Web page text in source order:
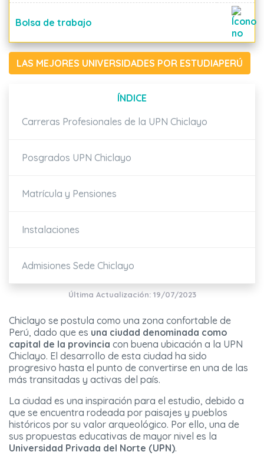
Bolsa de trabajo
LAS MEJORES UNIVERSIDADES POR ESTUDIAPERÚ
ÍNDICE
Carreras Profesionales de la UPN Chiclayo
Posgrados UPN Chiclayo
Matrícula y Pensiones
Instalaciones
Admisiones Sede Chiclayo
Última Actualización: 19/07/2023
Chiclayo se postula como una zona confortable de
Perú, dado que es una ciudad denominada como
capital de la provincia con buena ubicación a la UPN
Chiclayo. El desarrollo de esta ciudad ha sido
progresivo hasta el punto de convertirse en una de las
más transitadas y activas del país.
La ciudad es una inspiración para el estudio, debido a
que se encuentra rodeada por paisajes y pueblos
históricos por su valor arqueológico. Por ello, una de
sus propuestas educativas de mayor nivel es la
Universidad Privada del Norte (UPN).